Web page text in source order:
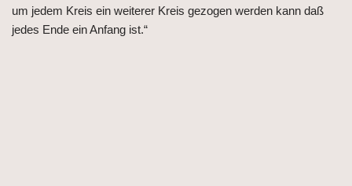
um jedem Kreis ein weiterer Kreis gezogen werden kann daß
jedes Ende ein Anfang ist.“